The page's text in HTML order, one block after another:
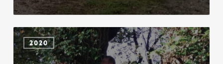
la
moinie
chiché
2020